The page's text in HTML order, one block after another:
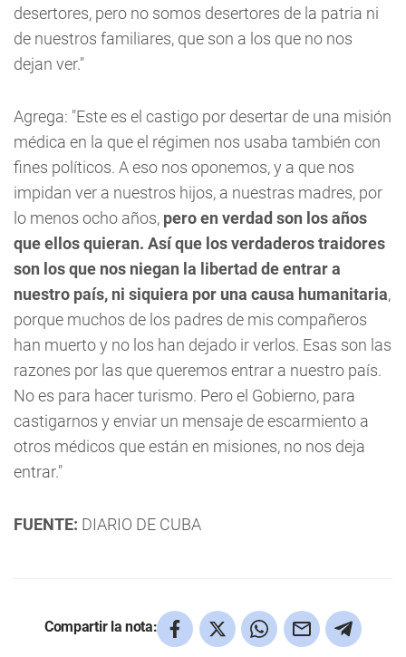
desertores, pero no somos desertores de la patria ni
de nuestros familiares, que son a los que no nos
dejan ver."
Agrega: "Este es el castigo por desertar de una misión
médica en la que el régimen nos usaba también con
fines políticos. A eso nos oponemos, y a que nos
impidan ver a nuestros hijos, a nuestras madres, por
lo menos ocho años, pero en verdad son los años
que ellos quieran. Así que los verdaderos traidores
son los que nos niegan la libertad de entrar a
nuestro país, ni siquiera por una causa humanitaria,
porque muchos de los padres de mis compañeros
han muerto y no los han dejado ir verlos. Esas son las
razones por las que queremos entrar a nuestro país.
No es para hacer turismo. Pero el Gobierno, para
castigarnos y enviar un mensaje de escarmiento a
otros médicos que están en misiones, no nos deja
entrar."
FUENTE: DIARIO DE CUBA
Compartir la nota: